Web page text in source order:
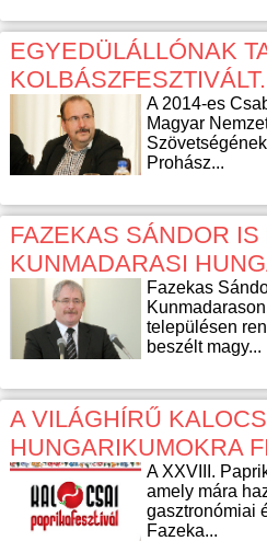
EGYEDÜLÁLLÓNAK
A 2014-es
Magyar
Prohász...
FAZEKAS SÁNDOR IS
KUNMADARASI
Fazekas
településen
beszélt magy...
A VILÁGHÍRŰ
HUNGARIKUMOKRA
A XXVIII.
amely mára
gasztronómiai
Fazeka...